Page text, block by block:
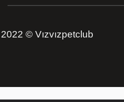
2022 © Vızvızpetclub